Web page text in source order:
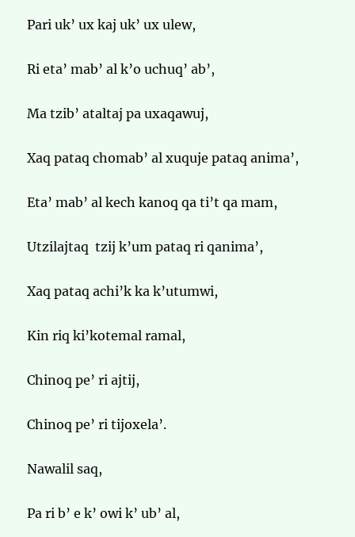
Pari uk’ ux kaj uk’ ux ulew,
Ri eta’ mab’ al k’o uchuq’ ab’,
Ma tzib’ ataltaj pa uxaqawuj,
Xaq pataq chomab’ al xuquje pataq anima’,
Eta’ mab’ al kech kanoq qa ti’t qa mam,
Utzilajtaq tzij k’um pataq ri qanima’,
Xaq pataq achi’k ka k’utumwi,
Kin riq ki’kotemal ramal,
Chinoq pe’ ri ajtij,
Chinoq pe’ ri tijoxela’.
Nawalil saq,
Pa ri b’ e k’ owi k’ ub’ al,